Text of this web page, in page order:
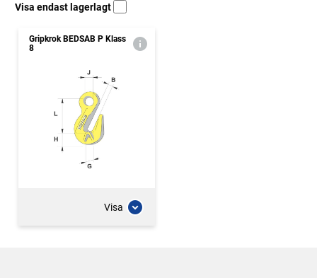
Visa endast lagerlagt
Gripkrok BEDSAB P Klass
8
Visa